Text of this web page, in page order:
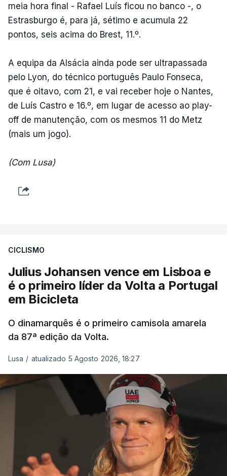
meia hora final - Rafael Luís ficou no banco -, o
Estrasburgo é, para já, sétimo e acumula 22
pontos, seis acima do Brest, 11.º.
A equipa da Alsácia ainda pode ser ultrapassada
pelo Lyon, do técnico português Paulo Fonseca,
que é oitavo, com 21, e vai receber hoje o Nantes,
de Luís Castro e 16.º, em lugar de acesso ao play-
off de manutenção, com os mesmos 11 do Metz
(mais um jogo).
(Com Lusa)
CICLISMO
Julius Johansen vence em Lisboa e
é o primeiro líder da Volta a Portugal
em Bicicleta
O dinamarquês é o primeiro camisola amarela
da 87ª edição da Volta.
Lusa / atualizado 5 Agosto 2026, 18:27